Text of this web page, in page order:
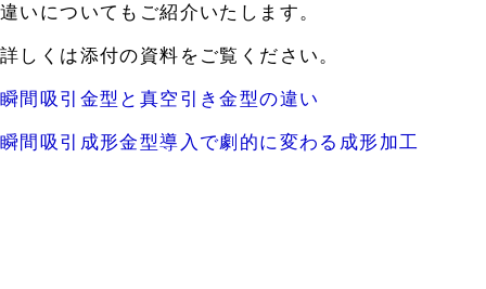
違いについてもご紹介いたします。
詳しくは添付の資料をご覧ください。
瞬間吸引金型と真空引き金型の違い
瞬間吸引成形金型導入で劇的に変わる成形加工